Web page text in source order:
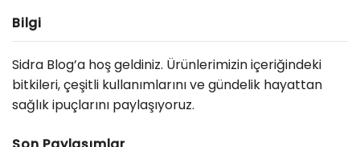
Bilgi
Sidra Blog’a hoş geldiniz. Ürünlerimizin içeriğindeki
bitkileri, çeşitli kullanımlarını ve gündelik hayattan
sağlık ipuçlarını paylaşıyoruz.